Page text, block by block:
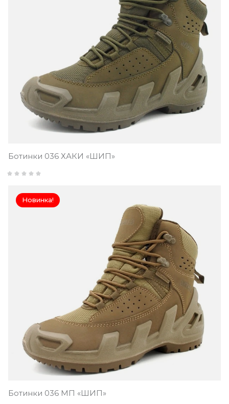
Ботинки 036 ХАКИ «ШИП»
Новинка!
Ботинки 036 МП «ШИП»